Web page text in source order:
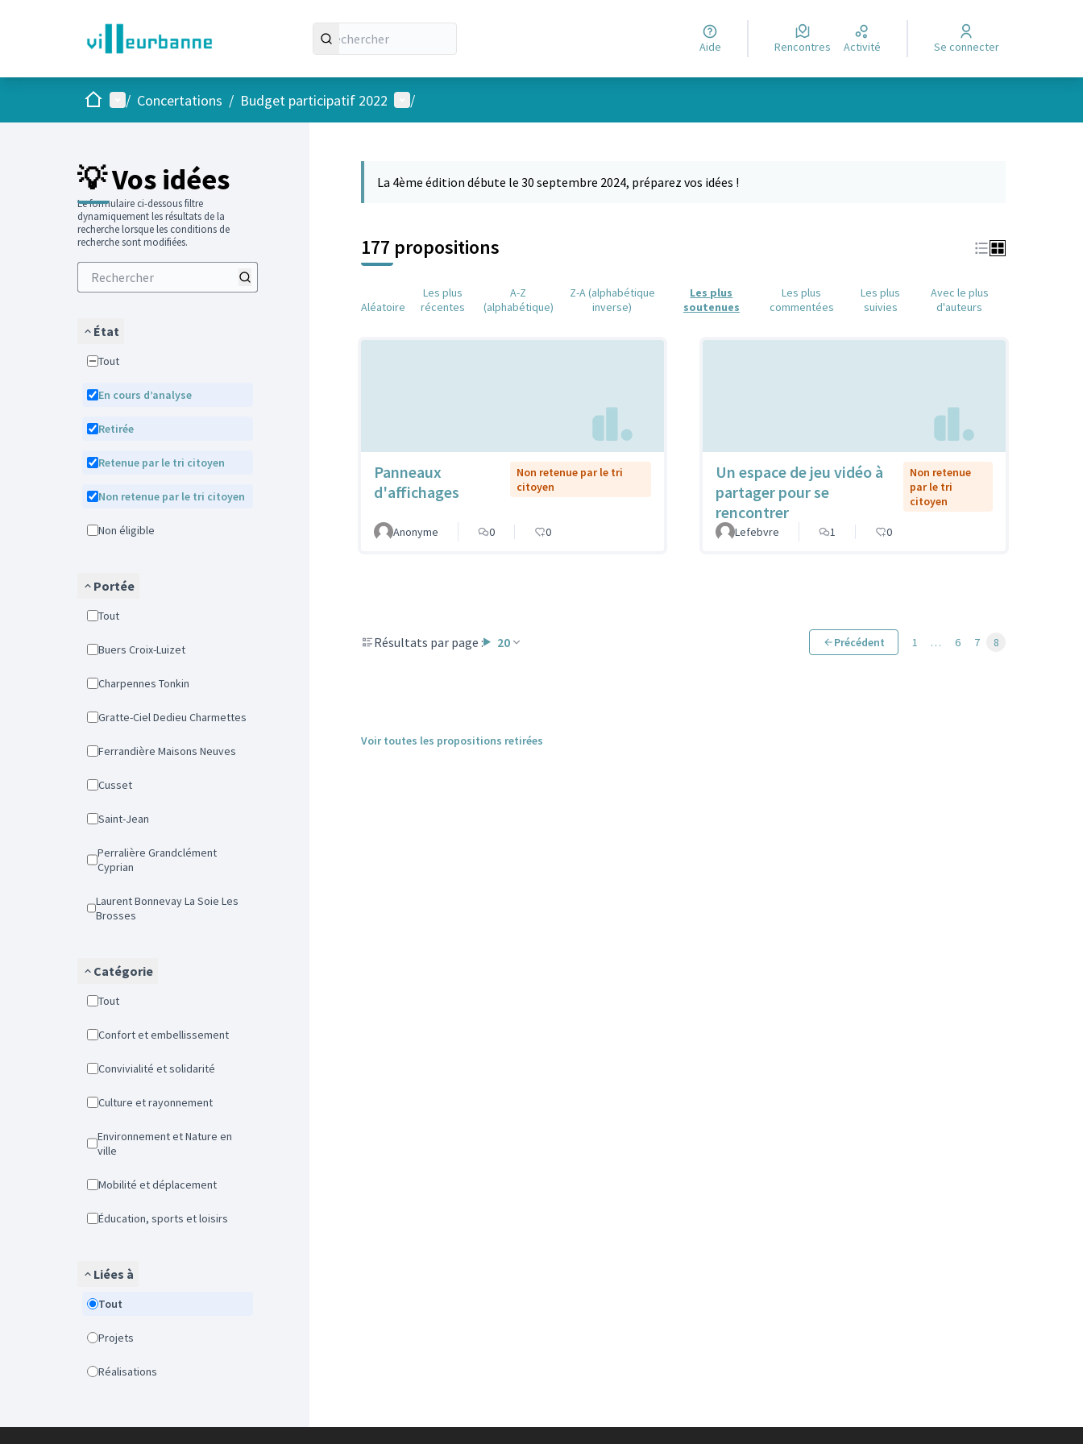
Aide Rencontres Activité Se connecter
AccueilMenu principal
/ Concertations / Budget participatif 2022 Menu utilisateur
/
💡 Vos idées
Le formulaire ci-dessous filtre
dynamiquement les résultats de la
recherche lorsque les conditions de
recherche sont modifiées.
État
Tout
En cours d’analyse
Retirée
Retenue par le tri citoyen
Non retenue par le tri citoyen
Non éligible
Portée
Tout
Buers Croix-Luizet
Charpennes Tonkin
Gratte-Ciel Dedieu Charmettes
Ferrandière Maisons Neuves
Cusset
Saint-Jean
Perralière Grandclément
Cyprian
Laurent Bonnevay La Soie Les
Brosses
Catégorie
Tout
Confort et embellissement
Convivialité et solidarité
Culture et rayonnement
Environnement et Nature en
ville
Mobilité et déplacement
Éducation, sports et loisirs
Liées à
Tout
Projets
Réalisations
La 4ème édition débute le 30 septembre 2024, préparez vos idées !
177 propositions
Aléatoire
Les plus
récentes
A-Z
(alphabétique)
Z-A (alphabétique
inverse)
Les plus
soutenues
Les plus
commentées
Les plus
suivies
Avec le plus
d'auteurs
Panneaux
d'affichages
Non retenue par le tri
citoyen
Anonyme 0 0
Un espace de jeu vidéo à
partager pour se
rencontrer
Non retenue
par le tri
citoyen
Lefebvre 1 0
Résultats par page : 20 Précédent 1 … 6 7 8
Voir toutes les propositions retirées